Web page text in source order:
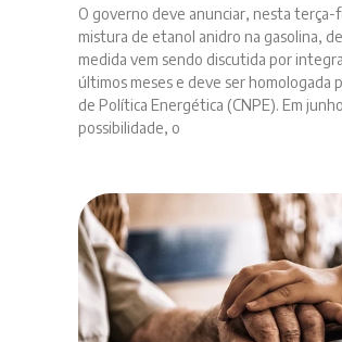
O governo deve anunciar, nesta terça-
mistura de etanol anidro na gasolina,
medida vem sendo discutida por
últimos meses e deve ser homologada
de Política Energética (CNPE). Em
possibilidade, o